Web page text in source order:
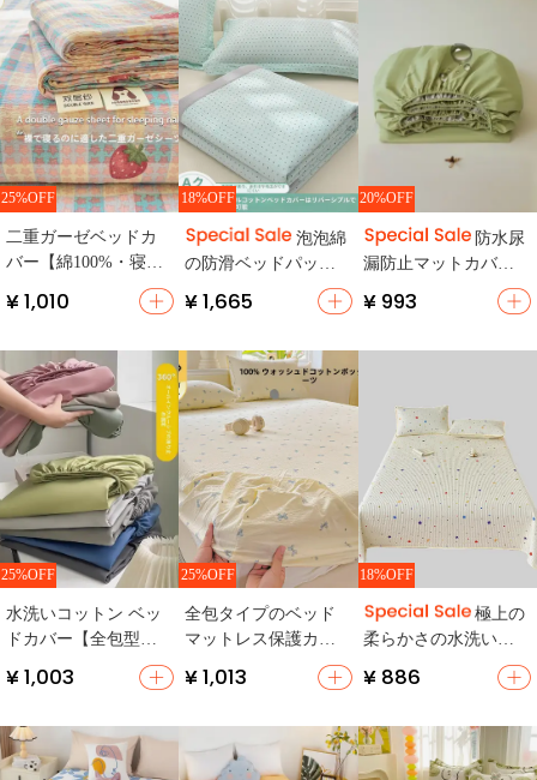
25%OFF
二重ガーゼベッドカ
バー【綿100%・寝具
保護用・シングルサ
イズ】（セットアッ
¥ 1,010
18%OFF
泡泡綿
の防滑ベッドパッド
【季節問わず対応・
カートゥーンデザイ
対応）
¥ 1,665
20%OFF
防水尿
漏防止マットカバー
【四季対応・防塵・
すのこベッド用】
¥ 993
25%OFF
水洗いコットン ベッ
ドカバー【全包型・
き】
¥ 1,003
25%OFF
全包タイプのベッド
マットレス保護カバ
用】（セットアップ
¥ 1,013
18%OFF
極上の
柔らかさの水洗いコ
ットンベッドカバー
【四季対応・厚手・
ットアップ対応）
¥ 886